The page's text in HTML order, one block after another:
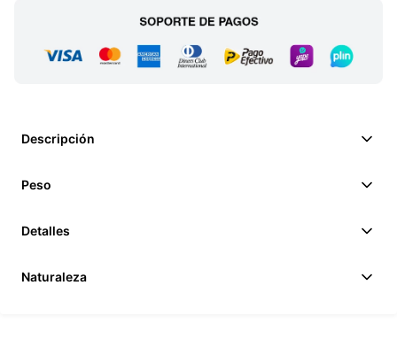
Descripción
Peso
Detalles
Naturaleza